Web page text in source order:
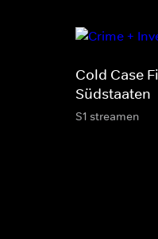
Cold Case
Südstaaten
S1 streamen